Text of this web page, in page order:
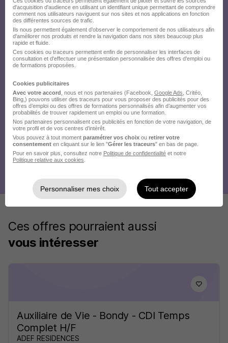
Ces offres pourraient aussi
vous intéresser
Auxiliaire de Vie - Bondy - CDI Temps
Complet H/F
ADEF RESIDENCES
d'acquisition d'audience en utilisant un identifiant unique permettant de comprendre
comment nos utilisateurs naviguent sur nos sites et nos applications en fonction
des différentes sources de trafic.
Ils nous permettent également d’observer le comportement de nos utilisateurs afin
d'améliorer nos produits et rendre la navigation dans nos sites beaucoup plus
rapide et fluide.
Ces cookies ou traceurs permettent enfin de personnaliser les interfaces de
consultation et d'effectuer une présentation personnalisée des offres d'emploi ou
de formations proposées.
Cookies publicitaires
Avec votre accord , nous et nos partenaires (Facebook, Google Ads , Critéo,
Bing,) pouvons utiliser des traceurs pour vous proposer des publicités pour des
offres d’emploi ou des offres de formations personnalisés afin d’augmenter vos
probabilités de trouver rapidement un emploi ou une formation.
Nos partenaires personnalisent ces publicités en fonction de votre navigation, de
votre profil et de vos centres d’intérêt.
Vous pouvez à tout moment paramétrer vos choix ou retirer votre
consentement en cliquant sur le lien "Gérer les traceurs" en bas de page.
Pour en savoir plus, consultez notre Politique de confidentialité et notre
Politique relative aux cookies
Personnaliser mes choix Tout accepter